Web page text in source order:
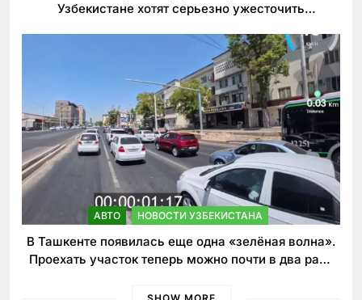
Узбекистане хотят серьезно ужесточить
АВТО НОВОСТИ УЗБЕКИСТАНА
В Ташкенте появилась еще одна «зелёная волна».
Проехать участок теперь можно почти в два раза